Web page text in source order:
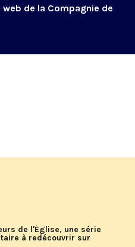
web de la Compagnie de
de l'Église, une série
à redécouvrir sur